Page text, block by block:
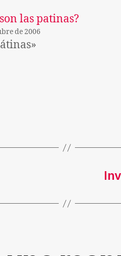
las patinas?
de 2006